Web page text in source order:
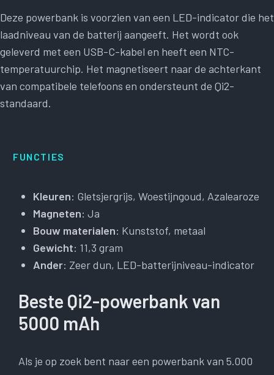
Deze powerbank is voorzien van een LED-indicator die het
laadniveau van de batterij aangeeft. Het wordt ook
geleverd met een USB-C-kabel en heeft een NTC-
temperatuurchip. Het magnetiseert naar de achterkant
van compatibele telefoons en ondersteunt de Qi2-
standaard.
FUNCTIES
Kleuren: Gletsjergrijs, Woestijngoud, Azalearoze
Magneten: Ja
Bouw materialen: Kunststof, metaal
Gewicht: 11,3 gram
Ander: Zeer dun, LED-batterijniveau-indicator
Beste Qi2-powerbank van
5000 mAh
Als je op zoek bent naar een powerbank van 5.000